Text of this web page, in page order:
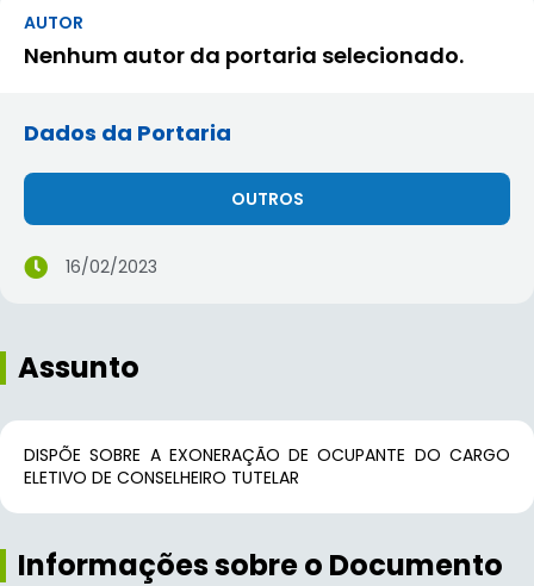
AUTOR
Nenhum autor da portaria selecionado.
Dados da Portaria
OUTROS
16/02/2023
Assunto
DISPÕE SOBRE A EXONERAÇÃO DE OCUPANTE DO CARGO
ELETIVO DE CONSELHEIRO TUTELAR
Informações sobre o Documento